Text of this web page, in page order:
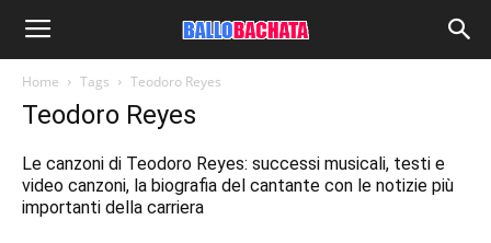
Home Tags Teodoro Reyes
Teodoro Reyes
Le canzoni di Teodoro Reyes: successi musicali, testi e
video canzoni, la biografia del cantante con le notizie più
importanti della carriera